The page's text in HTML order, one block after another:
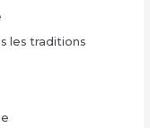
les traditions